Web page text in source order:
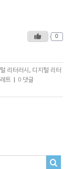
0
리터러시 , 디지털 리터
트
0 댓글